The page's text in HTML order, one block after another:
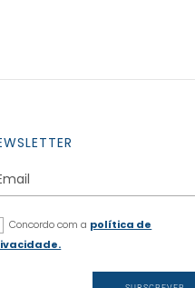
Concordo com a política de